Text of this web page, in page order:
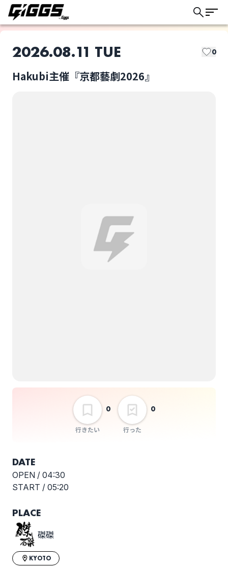
2026.08.11 TUE 0
Hakubi主催『京都藝劇2026』
行きたい
0
行った
0
DATE
OPEN / 04:30
START / 05:20
PLACE
磔磔
KYOTO
このライブの取り置きは終了しました